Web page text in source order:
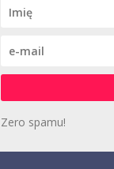
Zero spamu!